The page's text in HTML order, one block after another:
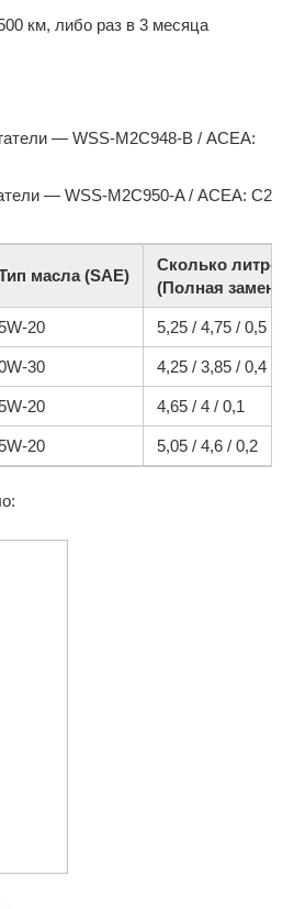
км, либо раз в 3 месяца
— WSS-M2C948-B / ACEA:
— WSS-M2C950-A / ACEA: C2
масла (SAE)
Сколько литров
(Полная замена
20 5,25 / 4,75 / 0,5
30 4,25 / 3,85 / 0,4
20 4,65 / 4 / 0,1
20 5,05 / 4,6 / 0,2